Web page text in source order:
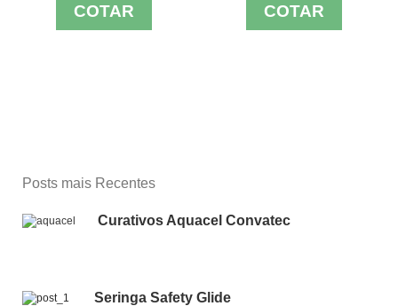
COTAR COTAR
Posts mais Recentes
Curativos Aquacel Convatec
Seringa Safety Glide